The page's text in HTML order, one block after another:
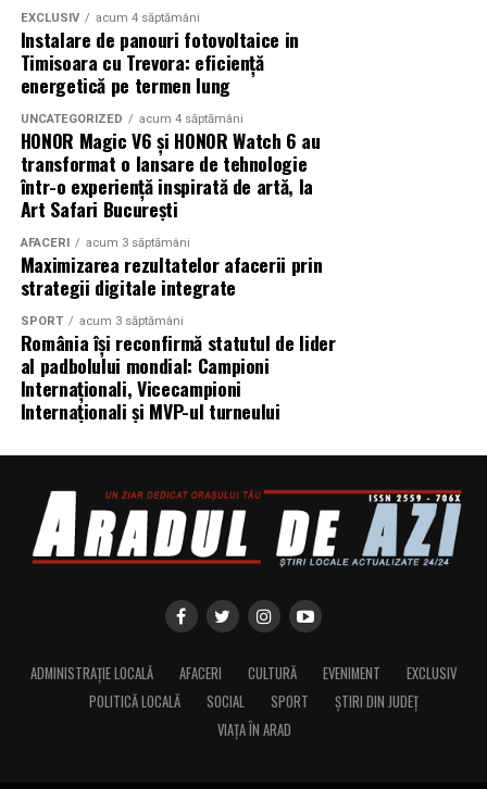
EXCLUSIV acum 4 săptămâni
Instalare de panouri fotovoltaice in
Timisoara cu Trevora: eficiență
energetică pe termen lung
UNCATEGORIZED acum 4 săptămâni
HONOR Magic V6 și HONOR Watch 6 au
transformat o lansare de tehnologie
într-o experiență inspirată de artă, la
Art Safari București
AFACERI acum 3 săptămâni
Maximizarea rezultatelor afacerii prin
strategii digitale integrate
SPORT acum 3 săptămâni
România își reconfirmă statutul de lider
al padbolului mondial: Campioni
Internaționali, Vicecampioni
Internaționali și MVP-ul turneului
ADMINISTRAȚIE LOCALĂ AFACERI CULTURĂ EVENIMENT
EXCLUSIV
POLITICĂ LOCALĂ
SOCIAL SPORT
ȘTIRI DIN JUDEȚ
VIAȚA ÎN ARAD